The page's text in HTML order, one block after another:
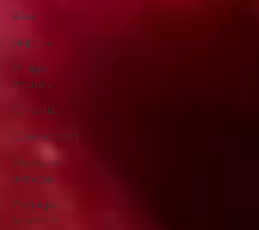
Bière
Belgique
Philippe
Wouters
Citrouille
Concentration
Plateau de
fromages
Fromages
et accords